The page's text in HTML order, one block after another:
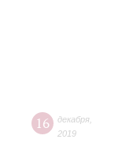
16 декабря
2019